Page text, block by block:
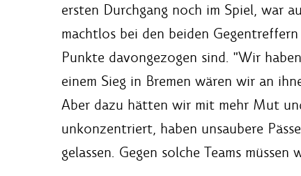
ersten Durchgang noch im Spiel, war
machtlos bei den beiden
Punkte davongezogen sind. "Wir
einem Sieg in Bremen wären wir an
Aber dazu hätten wir mit mehr Mut
unkonzentriert, haben unsaubere
gelassen. Gegen solche Teams